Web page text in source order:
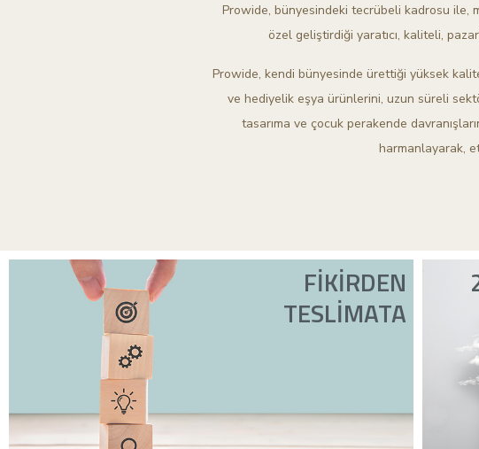
Prowide, bünyesindeki tecrübeli kadrosu ile,
özel geliştirdiği yaratıcı, kaliteli,
Prowide, kendi bünyesinde ürettiği yüksek
ve hediyelik eşya ürünlerini, uzun süreli
tasarıma ve çocuk perakende
harmanlayarak,
FİKİRDEN
TESLİMATA